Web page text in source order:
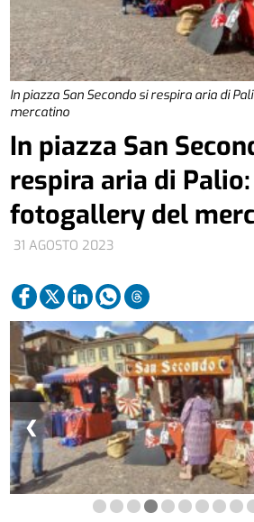
In piazza San Secondo si respira aria di
mercatino
31 AGOSTO 2023
In piazza San
respira aria di
fotogallery del
❮